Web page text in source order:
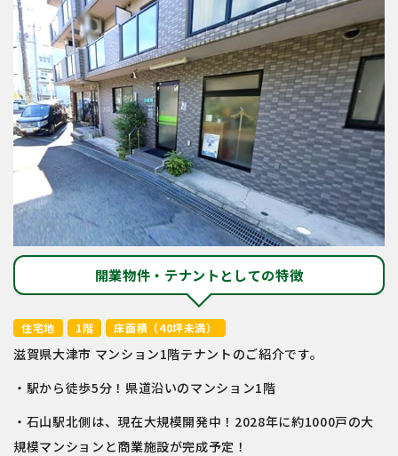
開業物件・テナントとしての特徴
住宅地 1階 床面積（40坪未満）
滋賀県大津市 マンション1階テナントのご紹介です。
・駅から徒歩5分！県道沿いのマンション1階
・石山駅北側は、現在大規模開発中！2028年に約1000戸の大
規模マンションと商業施設が完成予定！